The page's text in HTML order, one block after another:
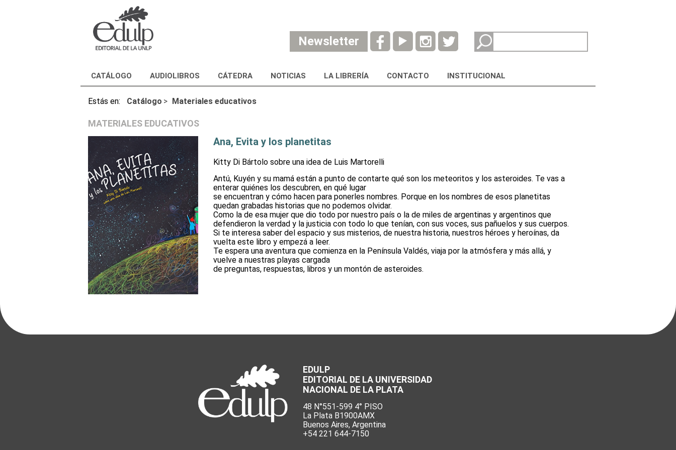
Newsletter
CATÁLOGO AUDIOLIBROS CÁTEDRA NOTICIAS LA LIBRERÍA CONTACTO INSTITUCIONAL
Estás en: Catálogo > Materiales educativos
MATERIALES EDUCATIVOS
Ana, Evita y los planetitas
Kitty Di Bártolo sobre una idea de Luis Martorelli
Antú, Kuyén y su mamá están a punto de contarte qué son los meteoritos y los asteroides. Te vas a
enterar quiénes los descubren, en qué lugar
se encuentran y cómo hacen para ponerles nombres. Porque en los nombres de esos planetitas
quedan grabadas historias que no podemos olvidar.
Como la de esa mujer que dio todo por nuestro país o la de miles de argentinas y argentinos que
defendieron la verdad y la justicia con todo lo que tenían, con sus voces, sus pañuelos y sus cuerpos.
Si te interesa saber del espacio y sus misterios, de nuestra historia, nuestros héroes y heroínas, da
vuelta este libro y empezá a leer.
Te espera una aventura que comienza en la Península Valdés, viaja por la atmósfera y más allá, y
vuelve a nuestras playas cargada
de preguntas, respuestas, libros y un montón de asteroides.
EDULP
EDITORIAL DE LA UNIVERSIDAD
NACIONAL DE LA PLATA
48 N°551-599 4° PISO
La Plata B1900AMX
Buenos Aires, Argentina
+54 221 644-7150